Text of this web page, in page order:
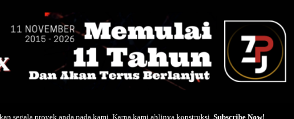
segala proyek anda pada kami, Karna kami ahlinya konstruksi. Subscribe Now!